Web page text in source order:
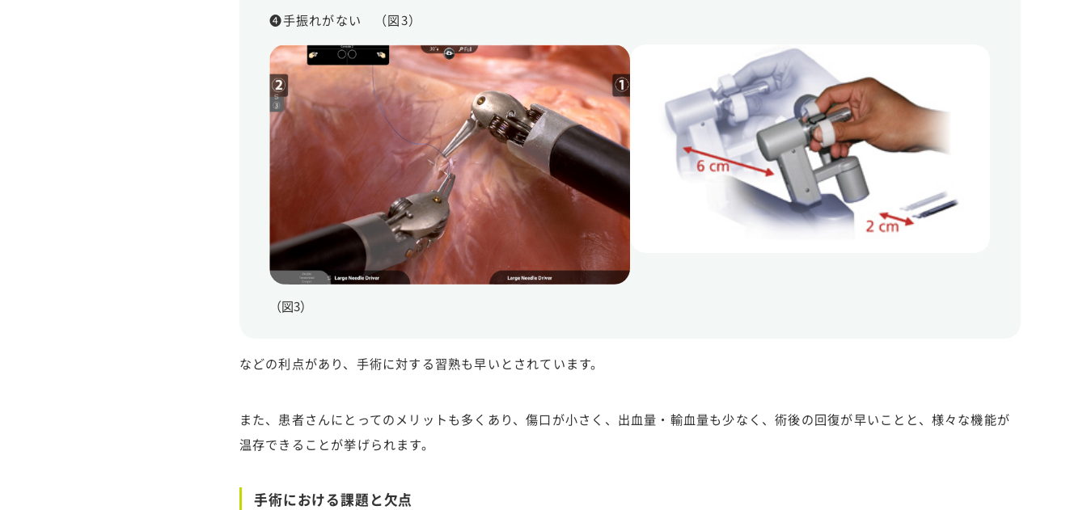
❹手振れがない （図3）
（図3）
などの利点があり、手術に対する習熟も早いとされています。
また、患者さんにとってのメリットも多くあり、傷口が小さく、出血量・輸血量も少なく、術後の回復が早いことと、様々な機能が
温存できることが挙げられます。
手術における課題と欠点